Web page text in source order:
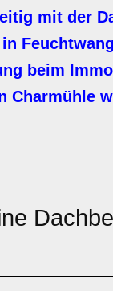
mit der
beim
Charmühle